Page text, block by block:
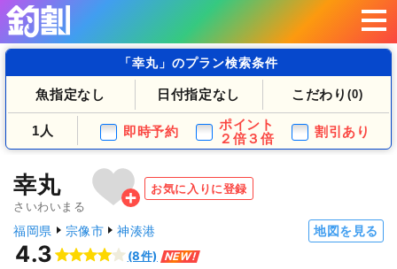
「幸丸」のプラン検索条件
魚指定なし 日付指定なし こだわり (0)
1人 即時予約
ポイント
２倍３倍
割引あり
幸丸
さいわいまる
お気に入りに登録
福岡県 宗像市 神湊港 地図を見る
4.3 (8件) NEW!